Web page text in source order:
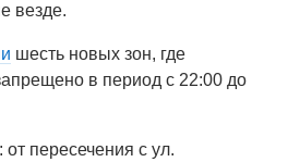
везде.
шесть новых зон, где
в период с 22:00 до
пересечения с ул.